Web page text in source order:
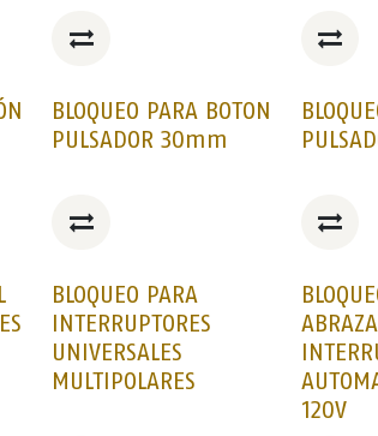
BLOQUEO PARA BOTON
PULSADOR 30mm
BLOQUEO PARA
INTERRUPTORES
UNIVERSALES
MULTIPOLARES
120V